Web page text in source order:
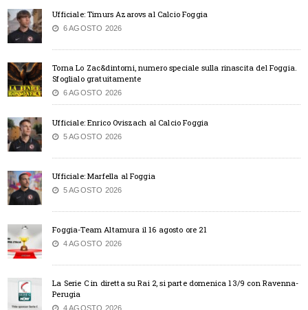
Ufficiale: Timurs Azarovs al Calcio Foggia
6 AGOSTO 2026
Torna Lo Zac&dintorni, numero speciale sulla rinascita del Foggia.
Sfoglialo gratuitamente
6 AGOSTO 2026
Ufficiale: Enrico Oviszach al Calcio Foggia
5 AGOSTO 2026
Ufficiale: Marfella al Foggia
5 AGOSTO 2026
Foggia-Team Altamura il 16 agosto ore 21
4 AGOSTO 2026
La Serie C in diretta su Rai 2, si parte domenica 13/9 con Ravenna-
Perugia
4 AGOSTO 2026